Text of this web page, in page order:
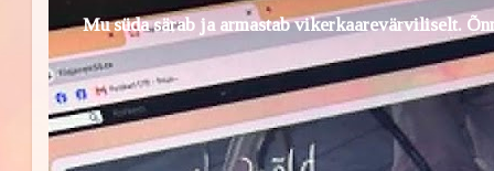
Mu süda särab ja armastab vikerkaarevärviliselt.